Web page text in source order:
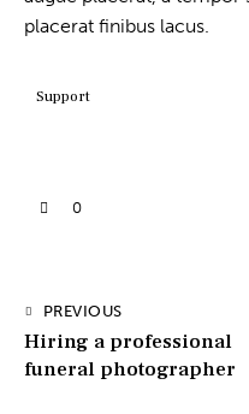
placerat finibus lacus.
Support
0
PREVIOUS
Hiring a professional
funeral photographer